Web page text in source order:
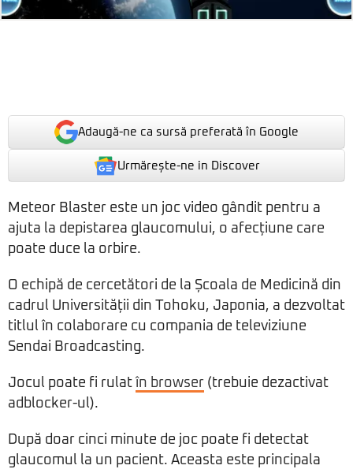
Adaugă-ne ca sursă preferată în Google
Urmărește-ne in Discover
Meteor Blaster este un joc video gândit pentru a
ajuta la depistarea glaucomului, o afecțiune care
poate duce la orbire.
O echipă de cercetători de la Școala de Medicină din
cadrul Universității din Tohoku, Japonia, a dezvoltat
titlul în colaborare cu compania de televiziune
Sendai Broadcasting.
Jocul poate fi rulat în browser (trebuie dezactivat
adblocker-ul).
După doar cinci minute de joc poate fi detectat
glaucomul la un pacient. Aceasta este principala